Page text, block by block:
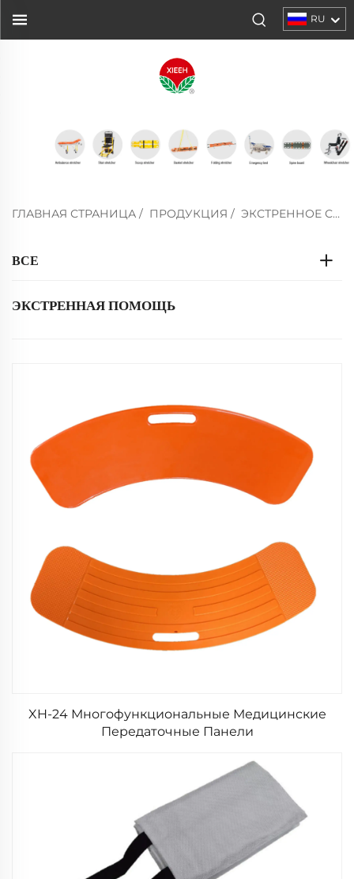
RU
ГЛАВНАЯ СТРАНИЦА / ПРОДУКЦИЯ / ЭКСТРЕННОЕ СПАСЕНИЕ
ВСЕ
ЭКСТРЕННАЯ ПОМОЩЬ
XH-24 Многофункциональные Медицинские
Передаточные Панели